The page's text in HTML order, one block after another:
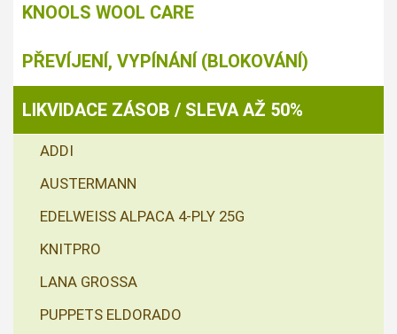
KNOOLS WOOL CARE
PŘEVÍJENÍ, VYPÍNÁNÍ (BLOKOVÁNÍ)
LIKVIDACE ZÁSOB / SLEVA AŽ 50%
ADDI
AUSTERMANN
EDELWEISS ALPACA 4-PLY 25G
KNITPRO
LANA GROSSA
PUPPETS ELDORADO